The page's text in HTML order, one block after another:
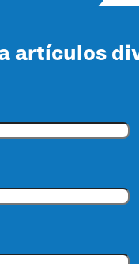
artículos